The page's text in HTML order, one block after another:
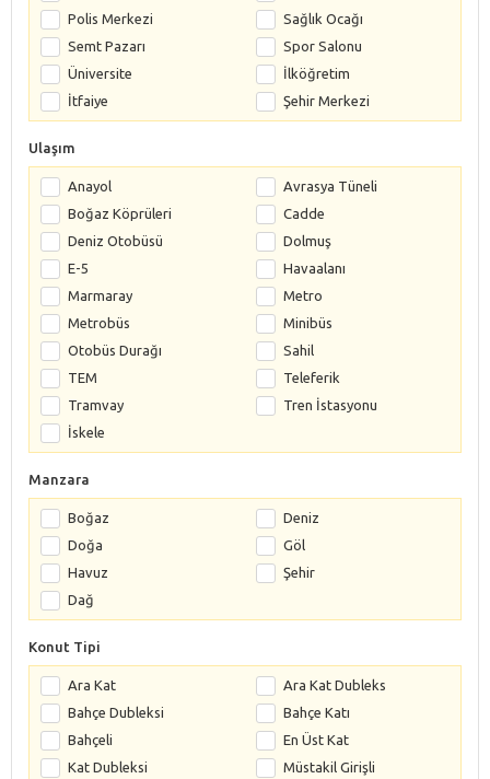
Polis Merkezi
Sağlık Ocağı
Semt Pazarı
Spor Salonu
Üniversite
İlköğretim
İtfaiye
Şehir Merkezi
Ulaşım
Anayol
Avrasya Tüneli
Boğaz Köprüleri
Cadde
Deniz Otobüsü
Dolmuş
E-5
Havaalanı
Marmaray
Metro
Metrobüs
Minibüs
Otobüs Durağı
Sahil
TEM
Teleferik
Tramvay
Tren İstasyonu
İskele
Manzara
Boğaz
Deniz
Doğa
Göl
Havuz
Şehir
Dağ
Konut Tipi
Ara Kat
Ara Kat Dubleks
Bahçe Dubleksi
Bahçe Katı
Bahçeli
En Üst Kat
Kat Dubleksi
Müstakil Girişli